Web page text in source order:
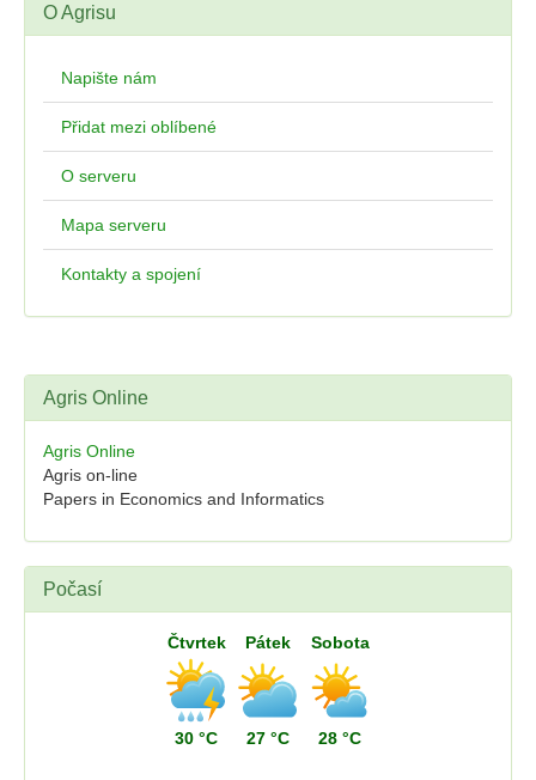
O Agrisu
Napište nám
Přidat mezi oblíbené
O serveru
Mapa serveru
Kontakty a spojení
Agris Online
Agris Online
Agris on-line
Papers in Economics and Informatics
Počasí
Čtvrtek
30 °C
Pátek
27 °C
Sobota
28 °C